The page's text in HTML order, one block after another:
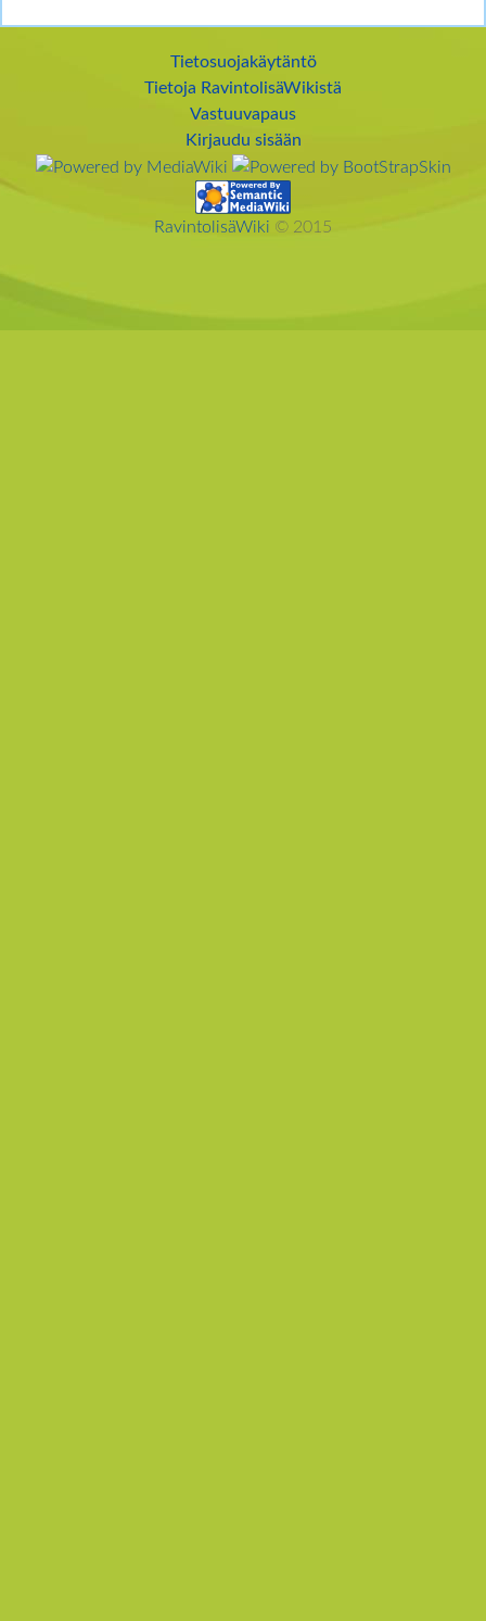
Tietosuojakäytäntö
Tietoja RavintolisäWikistä
Vastuuvapaus
Kirjaudu sisään
RavintolisäWiki © 2015